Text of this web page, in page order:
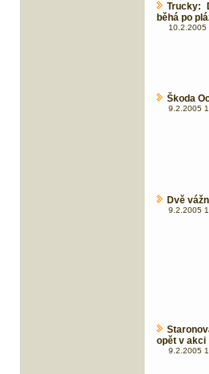
Trucky:
běhá po
10.2.2005
Škoda
9.2.2005
Dvě
9.2.2005
opět v akci
9.2.2005